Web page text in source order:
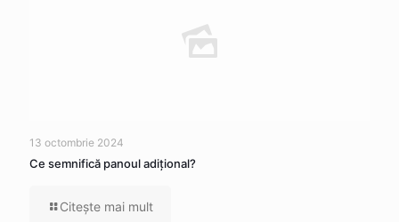
13 octombrie 2024
Ce semnifică panoul adițional?
Citeşte mai mult